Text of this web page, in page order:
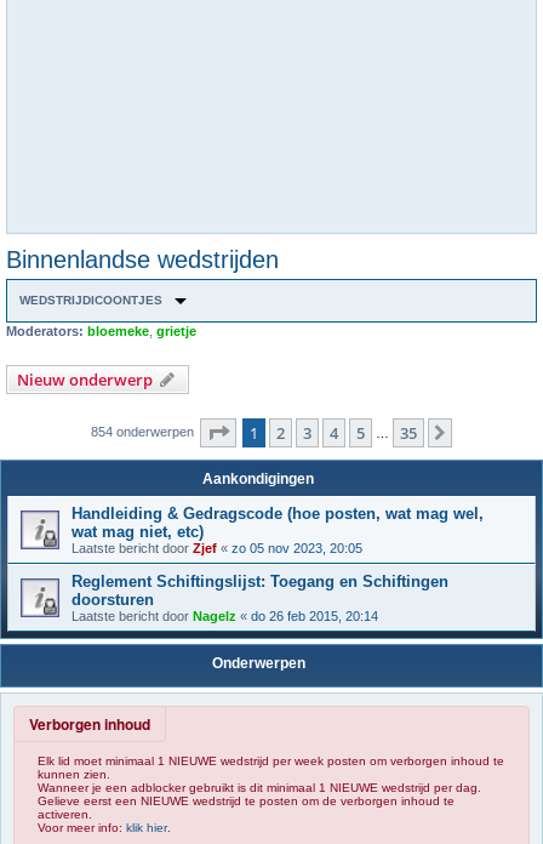
Binnenlandse wedstrijden
WEDSTRIJDICOONTJES
Moderators: bloemeke grietje
Nieuw onderwerp
854 onderwerpen Pagina van 35
1 2 3 4 5 35
Aankondigingen
Handleiding & Gedragscode (hoe posten, wat mag wel,
wat mag niet, etc)
Laatste bericht door Zjef « zo 05 nov 2023, 20:05
Reglement Schiftingslijst: Toegang en Schiftingen
doorsturen
Laatste bericht door Nagelz « do 26 feb 2015, 20:14
Onderwerpen
Verborgen inhoud
Elk lid moet minimaal 1 NIEUWE wedstrijd per week posten om verborgen inhoud te
kunnen zien.
Wanneer je een adblocker gebruikt is dit minimaal 1 NIEUWE wedstrijd per dag.
Gelieve eerst een NIEUWE wedstrijd te posten om de verborgen inhoud te
activeren.
Voor meer info: klik hier.